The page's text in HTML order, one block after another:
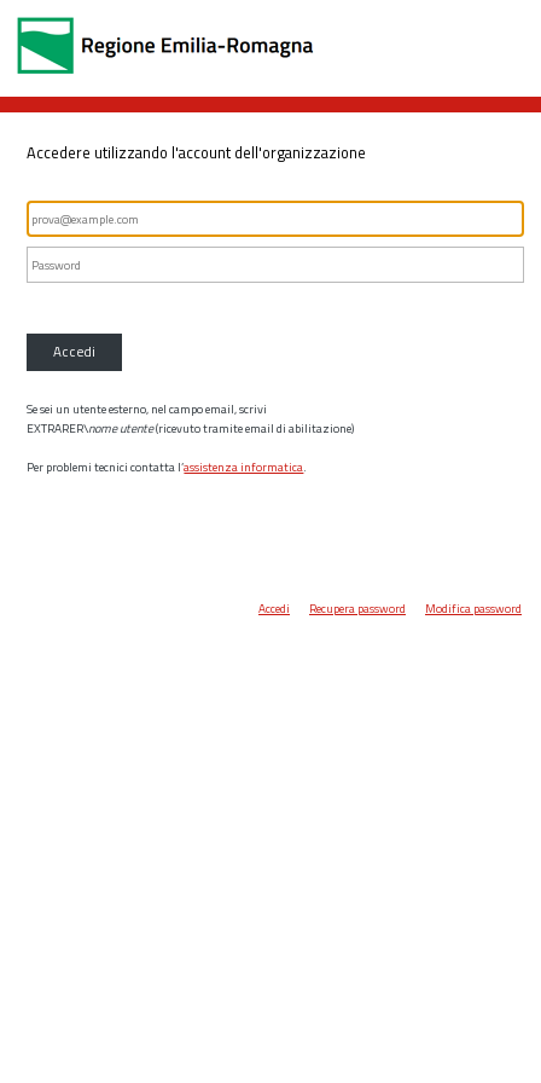
Accedere utilizzando l'account dell'organizzazione
Accedi
Se sei un utente esterno, nel campo email, scrivi
EXTRARER\nome utente(ricevuto tramite email di abilitazione)
Per problemi tecnici contatta l’assistenza informatica.
Accedi Recupera password Modifica password